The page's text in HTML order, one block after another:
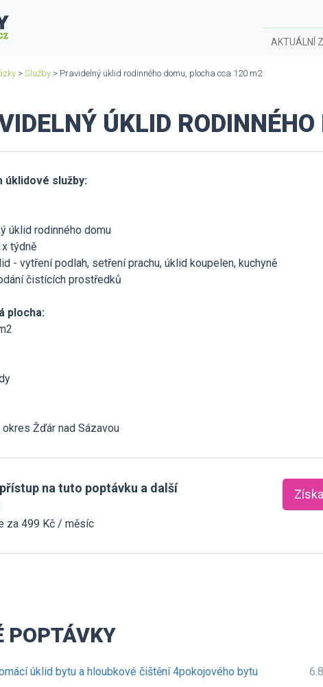
AKTUÁLNÍ
> Služby > Pravidelný úklid rodinného domu, plocha cca 120 m2
ÚKLID
úklidové služby:
úklid rodinného domu
týdně
- vytření podlah, setření prachu, úklid koupelen, kuchyně
čistících prostředků
plocha:
okres Žďár nad Sázavou
na tuto poptávku a další
za 499 Kč / měsíc
POPTÁVKY
úklid bytu a hloubkové čištění 4pokojového bytu